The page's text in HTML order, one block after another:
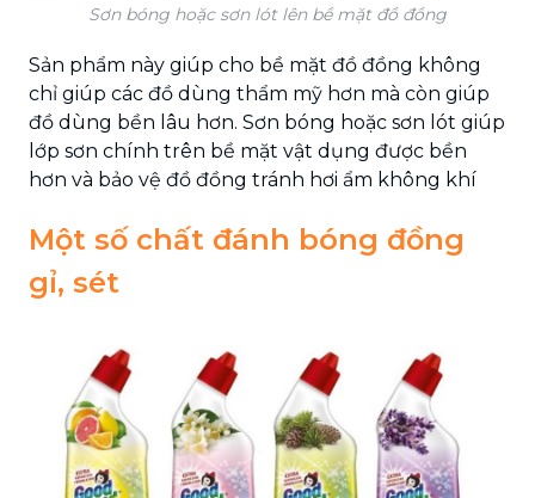
Sơn bóng hoặc sơn lót lên bề mặt đồ đồng
Sản phẩm này giúp cho bề mặt đồ đồng không
chỉ giúp các đồ dùng thẩm mỹ hơn mà còn giúp
đồ dùng bền lâu hơn. Sơn bóng hoặc sơn lót giúp
lớp sơn chính trên bề mặt vật dụng được bền
hơn và bảo vệ đồ đồng tránh hơi ẩm không khí
Một số chất đánh bóng đồng
gỉ, sét